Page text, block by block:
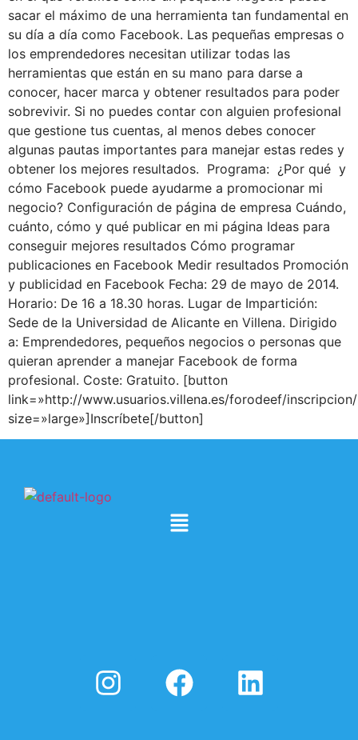
sacar el máximo de una herramienta tan fundamental en
su día a día como Facebook. Las pequeñas empresas o
los emprendedores necesitan utilizar todas las
herramientas que están en su mano para darse a
conocer, hacer marca y obtener resultados para poder
sobrevivir. Si no puedes contar con alguien profesional
que gestione tus cuentas, al menos debes conocer
algunas pautas importantes para manejar estas redes y
obtener los mejores resultados. Programa: ¿Por qué y
cómo Facebook puede ayudarme a promocionar mi
negocio? Configuración de página de empresa Cuándo,
cuánto, cómo y qué publicar en mi página Ideas para
conseguir mejores resultados Cómo programar
publicaciones en Facebook Medir resultados Promoción
y publicidad en Facebook Fecha: 29 de mayo de 2014.
Horario: De 16 a 18.30 horas. Lugar de Impartición:
Sede de la Universidad de Alicante en Villena. Dirigido
a: Emprendedores, pequeños negocios o personas que
quieran aprender a manejar Facebook de forma
profesional. Coste: Gratuito. [button
link=»http://www.usuarios.villena.es/forodeef/
size=»large»]Inscríbete[/button]